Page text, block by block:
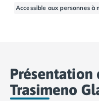
Camping Saint Jean
Camping Honfleur
Camping Houlgate
Camping Ouistreham
Accessible aux personnes
Présentation
Trasimeno